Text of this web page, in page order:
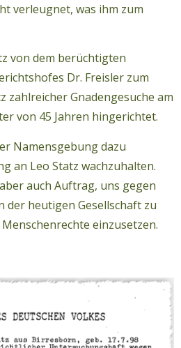
verleugnet, was ihm zum
von dem berüchtigten
Dr. Freisler zum
Gnadengesuche am
von 45 Jahren hingerichtet.
Namensgebung dazu
an Leo Statz wachzuhalten.
auch Auftrag, uns gegen
der heutigen Gesellschaft zu
einzusetzen.